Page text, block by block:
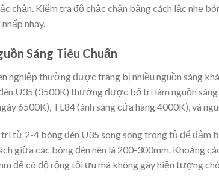
chắn. Kiểm tra độ chắc chắn bằng cách lắc nhẹ
nháy.
Sáng Tiêu Chuẩn
nghiệp thường được trang bị nhiều nguồn sáng
U35 (3500K) thường được bố trí làm nguồn sáng
6500K), TL84 (ánh sáng cửa hàng 4000K), và
trí từ 2-4 bóng đèn U35 song song trong tủ để đảm
giữa các bóng đèn nên là 200-300mm. Khoảng
để có độ rộng tối ưu mà không gây hiện tượng